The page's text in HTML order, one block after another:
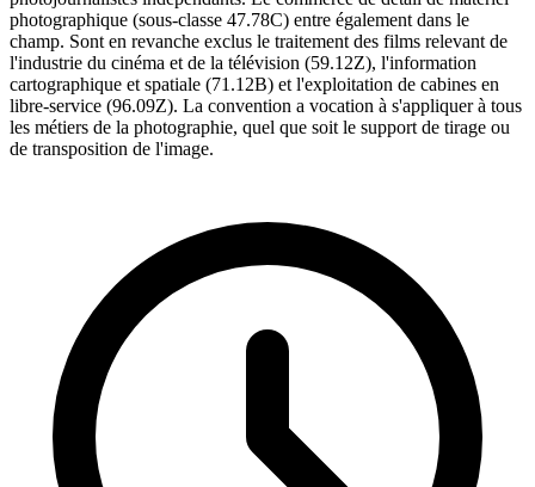
photographique (sous-classe 47.78C) entre également dans le
champ. Sont en revanche exclus le traitement des films relevant de
l'industrie du cinéma et de la télévision (59.12Z), l'information
cartographique et spatiale (71.12B) et l'exploitation de cabines en
libre-service (96.09Z). La convention a vocation à s'appliquer à tous
les métiers de la photographie, quel que soit le support de tirage ou
de transposition de l'image.